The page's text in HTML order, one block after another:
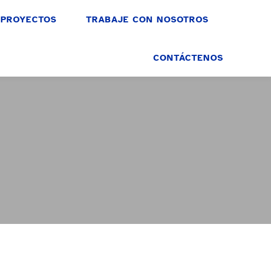
PROYECTOS TRABAJE CON NOSOTROS
CONTÁCTENOS